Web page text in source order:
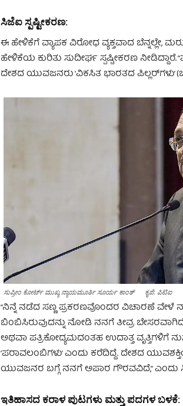
ಸಿಜೆಐ ಸ್ಪಷ್ಟೀಕರಣ:
ಈ ಹೇಳಿಕೆಗೆ ವ್ಯಾಪಕ ವಿರೋಧ ವ್ಯಕ್ತವಾದ ಬೆನ್ನಲ್ಲೇ,
ಹೇಳಿಕೆಯ ಕುರಿತು ಸುದೀರ್ಘ ಸ್ಪಷ್ಟೀಕರಣ
ದೇಶದ ಯುವಜನರು ‘ವಿಕಸಿತ ಭಾರತದ ಪಿಲ್ಲರ್‌ಗಳು’
ಸುಪ್ರೀಂ ಕೋರ್ಟ್‌ ಮುಖ್ಯ ನ್ಯಾಯಮೂರ್ತಿ ಸೂರ್ಯ ಕಾಂತ್‌ ಕೃಪೆ: ಪಿಟಿಐ
“ನಿನ್ನೆ ನಡೆದ ಸಣ್ಣ ಪ್ರಕರಣವೊಂದರ ವಿಚಾರಣೆ ವೇಳೆ
ಬಿಂಬಿಸಿರುವುದನ್ನು ನೋಡಿ ನನಗೆ ತೀವ್ರ
ಅಥವಾ ಪತ್ರಿಕೋದ್ಯಮದಂತಹ ಉದಾತ್ತ ವೃತ್ತಿಗಳಿಗೆ
‘ಪರಾವಲಂಬಿಗಳು’ ಎಂದು ಕರೆದಿದ್ದೆ. ದೇಶದ
ಯುವಜನರ ಬಗ್ಗೆ ನನಗೆ ಅಪಾರ ಗೌರವವಿದೆ,” ಎಂದು
ಇತಿಹಾಸದ ಕರಾಳ ಪುಟಗಳು ಮತ್ತು ಪದಗಳ ಬಳಕೆ: